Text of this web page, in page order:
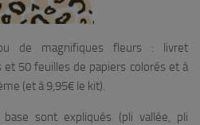
ou de magnifiques fleurs : livret
et 50 feuilles de papiers colorés et à
(et à 9,95€ le kit).
sont expliqués (pli vallée, pli